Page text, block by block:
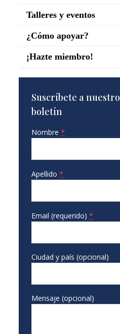
Talleres y eventos
¿Cómo apoyar?
¡Hazte miembro!
Suscríbete a nuestro
boletín
Nombre *
Apellido *
Email (requerido) *
Ciudad y país (opcional)
Mensaje (opcional)